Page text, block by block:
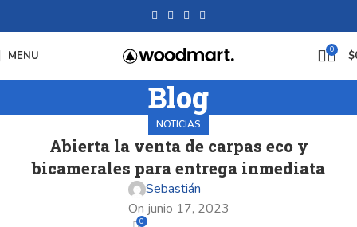
MENU 0 $
Blog
NOTICIAS
Abierta la venta de carpas eco y
bicamerales para entrega inmediata
Sebastián
On junio 17, 2023
0